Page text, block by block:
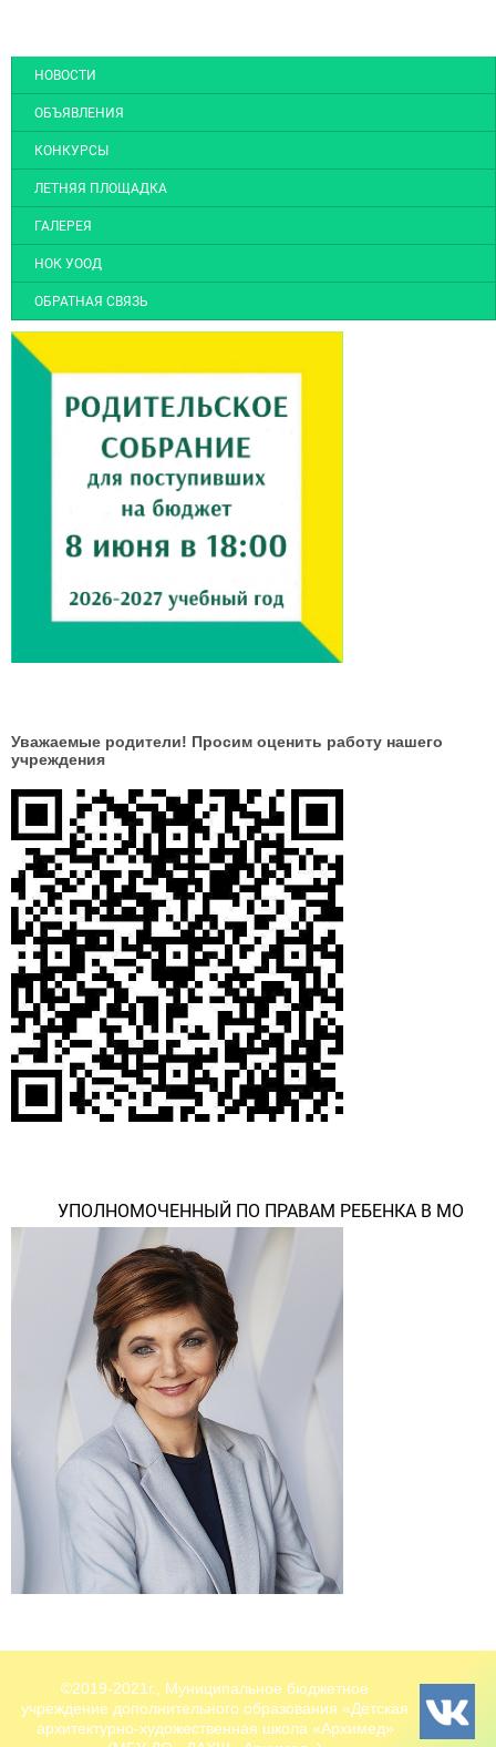
НОВОСТИ
ОБЪЯВЛЕНИЯ
КОНКУРСЫ
ЛЕТНЯЯ ПЛОЩАДКА
ГАЛЕРЕЯ
НОК УООД
ОБРАТНАЯ СВЯЗЬ
Уважаемые родители! Просим оценить работу нашего
учреждения
УПОЛНОМОЧЕННЫЙ ПО ПРАВАМ РЕБЕНКА В МО
©2019-2021г., Муниципальное бюджетное
учреждение дополнительного образования «Детская
архитектурно-художественная школа «Архимед»